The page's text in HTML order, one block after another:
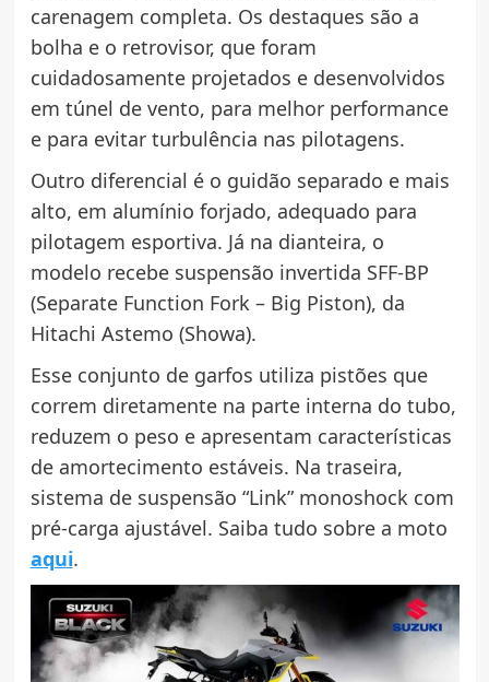
carenagem completa. Os destaques são a
bolha e o retrovisor, que foram
cuidadosamente projetados e desenvolvidos
em túnel de vento, para melhor performance
e para evitar turbulência nas pilotagens.
Outro diferencial é o guidão separado e mais
alto, em alumínio forjado, adequado para
pilotagem esportiva. Já na dianteira, o
modelo recebe suspensão invertida SFF-BP
(Separate Function Fork – Big Piston), da
Hitachi Astemo (Showa).
Esse conjunto de garfos utiliza pistões que
correm diretamente na parte interna do tubo,
reduzem o peso e apresentam características
de amortecimento estáveis. Na traseira,
sistema de suspensão “Link” monoshock com
pré-carga ajustável. Saiba tudo sobre a moto
aqui.